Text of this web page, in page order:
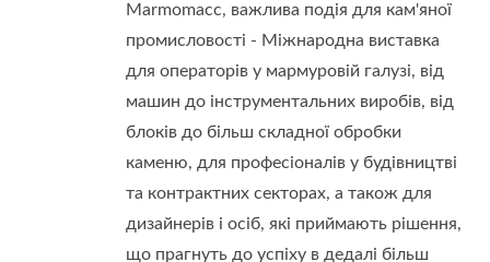
Marmomacc, важлива подія для кам'яної
промисловості - Міжнародна виставка
для операторів у мармуровій галузі, від
машин до інструментальних виробів, від
блоків до більш складної обробки
каменю, для професіоналів у будівництві
та контрактних секторах, а також для
дизайнерів і осіб, які приймають рішення,
що прагнуть до успіху в дедалі більш